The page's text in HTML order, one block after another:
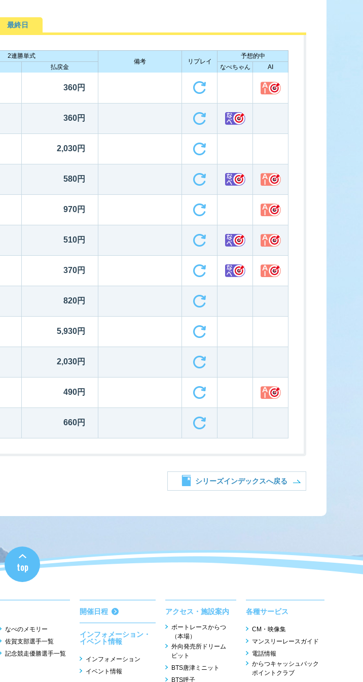
最終日
2連勝単式
備考 リプレイ
予想的中
払戻金 なべちゃん AI
360円
360円
2,030円
580円
970円
510円
370円
820円
5,930円
2,030円
490円
660円
シリーズインデックスへ戻る
top
なべのメモリー
佐賀支部選手一覧
記念競走優勝選手一覧
開催日程
インフォメーション・
イベント情報
インフォメーション
イベント情報
アクセス・施設案内
ボートレースからつ
（本場）
外向発売所ドリーム
ピット
BTS唐津ミニット
BTS呼子
各種サービス
CM・映像集
マンスリーレースガイド
電話情報
からつキャッシュバック
ポイントクラブ